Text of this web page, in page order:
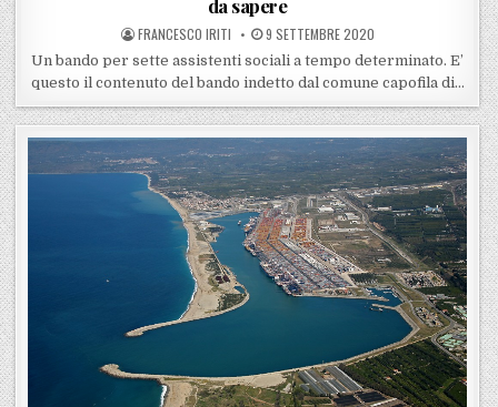
da sapere
POSTED BY
FRANCESCO IRITI POSTED ON
9 SETTEMBRE 2020
Un bando per sette assistenti sociali a tempo determinato. E’
questo il contenuto del bando indetto dal comune capofila di…